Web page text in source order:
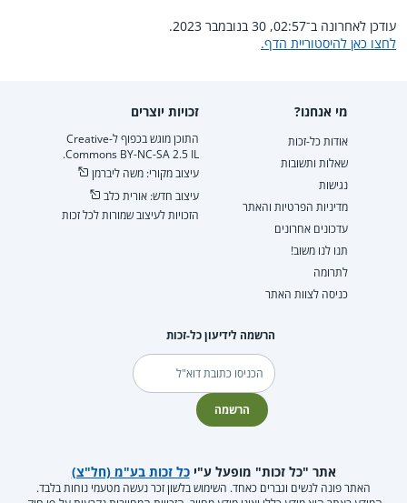
עודכן לאחרונה ב־02:57, 30 בנובמבר 2023.
לחצו כאן להיסטוריית הדף.
מי אנחנו?
אודות כל-זכות
שאלות ותשובות
נגישות
מדיניות הפרטיות והאתר
עדכונים אחרונים
תנו לנו משוב!
לתרומה
כניסה לצוות האתר
זכויות יוצרים
התוכן מוגש בכפוף ל-Creative
Commons BY-NC-SA 2.5 IL.
עיצוב מקורי: משה ליברמן
עיצוב חדש: אורית כלב
הזכויות לעיצוב שמורות לכל זכות
הרשמה לידיעון כל-זכות
דוא"ל
הרשמה
אתר "כל זכות" מופעל ע"יכל זכות בע"מ (חל"צ)
האתר פונה לנשים וגברים כאחד. השימוש בלשון זכר נעשה מטעמי נוחות בלבד.